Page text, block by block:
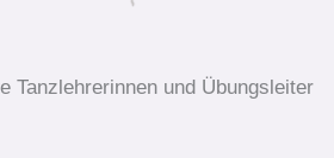
Tanzlehrerinnen und Übungsleiter